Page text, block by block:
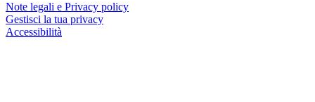
Note legali e Privacy policy
Gestisci la tua privacy
Accessibilità